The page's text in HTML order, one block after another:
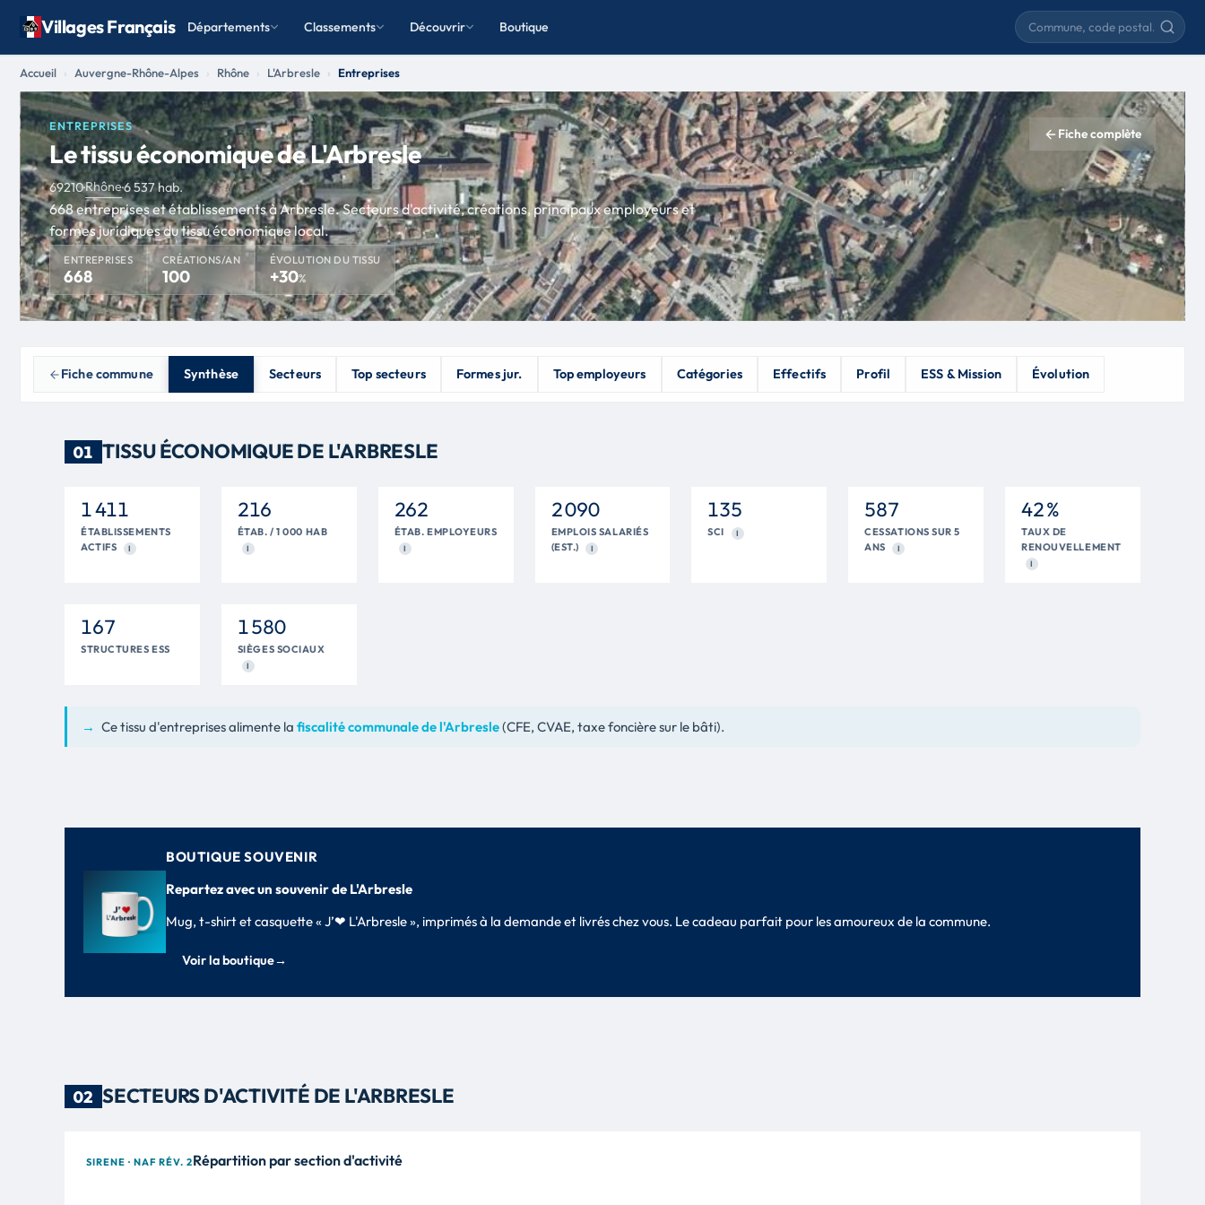
Villages Français Départements Classements Découvrir Boutique
Rechercher une commune
Accueil Auvergne-Rhône-Alpes Rhône L'Arbresle Entreprises
ENTREPRISES
Le tissu économique de L'Arbresle
69210·Rhône·6 537 hab.
Fiche complète
668 entreprises et établissements à Arbresle. Secteurs d'activité, créations, principaux employeurs et
formes juridiques du tissu économique local.
ENTREPRISES
668
CRÉATIONS/AN
100
ÉVOLUTION DU TISSU
+30%
Fiche commune Synthèse Secteurs Top secteurs Formes jur. Top employeurs Catégories Effectifs Profil ESS & Mission Évolution
01 TISSU ÉCONOMIQUE DE L'ARBRESLE
1 411
ÉTABLISSEMENTS
ACTIFS
I
216
ÉTAB. / 1 000 HAB
I
262
ÉTAB. EMPLOYEURS
I
2 090
EMPLOIS SALARIÉS
(EST.)
I
135
SCI I
587
CESSATIONS SUR 5
ANS
I
42 %
TAUX DE
RENOUVELLEMENT
I
167
STRUCTURES ESS
1 580
SIÈGES SOCIAUX
I
→ Ce tissu d'entreprises alimente la fiscalité communale de l'Arbresle(CFE, CVAE, taxe foncière sur le bâti).
BOUTIQUE SOUVENIR
Repartez avec un souvenir de L'Arbresle
Mug, t-shirt et casquette « J’❤ L'Arbresle », imprimés à la demande et livrés chez vous. Le cadeau parfait pour les amoureux de la commune.
Voir la boutique→
02 SECTEURS D'ACTIVITÉ DE L'ARBRESLE
SIRENE · NAF RÉV. 2Répartition par section d'activité